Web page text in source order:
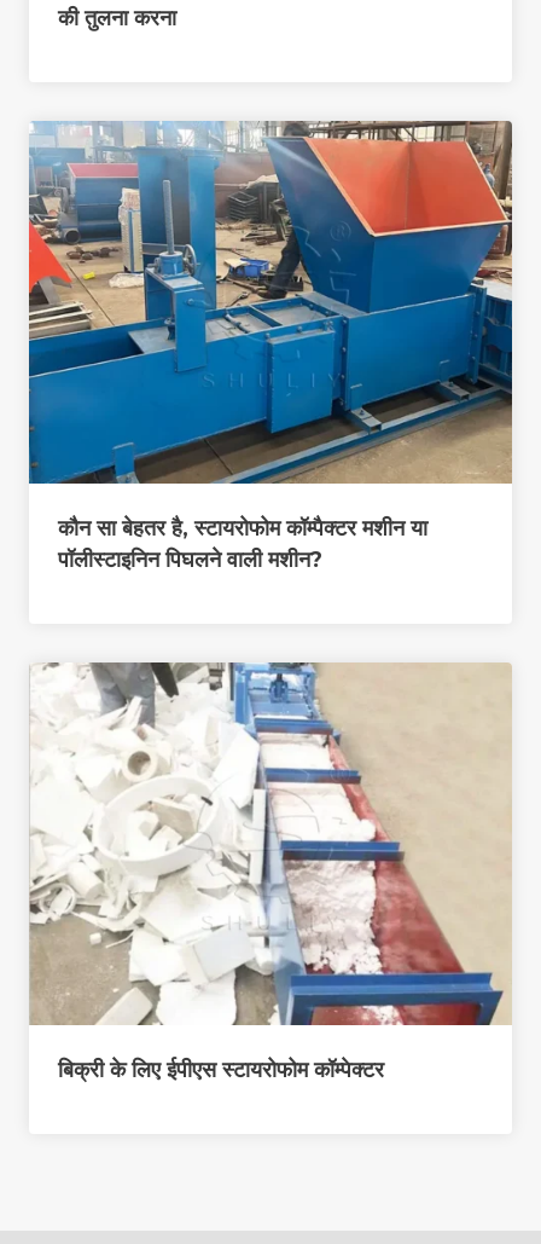
की तुलना करना
कौन सा बेहतर है, स्टायरोफोम कॉम्पैक्टर मशीन या
पॉलीस्टाइनिन पिघलने वाली मशीन?
बिक्री के लिए ईपीएस स्टायरोफोम कॉम्पेक्टर